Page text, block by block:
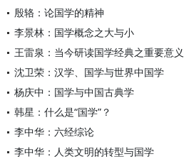
殷辂：论国学的精神
李景林：国学概念之大与小
王雷泉：当今研读国学经典之重要意义
沈卫荣：汉学、国学与世界中国学
杨庆中：国学与中国古典学
韩星：什么是“国学”？
李中华：六经综论
李中华：人类文明的转型与国学